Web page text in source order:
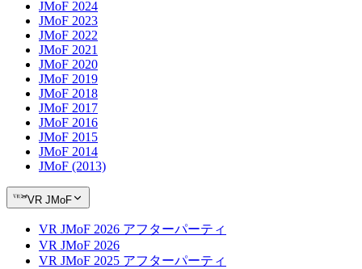
JMoF 2024
JMoF 2023
JMoF 2022
JMoF 2021
JMoF 2020
JMoF 2019
JMoF 2018
JMoF 2017
JMoF 2016
JMoF 2015
JMoF 2014
JMoF (2013)
VR JMoF
VR JMoF 2026 アフターパーティ
VR JMoF 2026
VR JMoF 2025 アフターパーティ